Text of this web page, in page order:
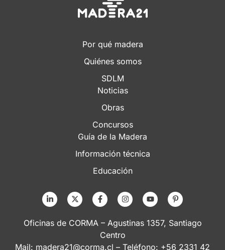
Por qué madera
Quiénes somos
SDLM
Noticias
Obras
Concursos
Guía de la Madera
Información técnica
Educación
Oficinas de CORMA – Agustinas 1357, Santiago
Centro
Mail: madera21@corma.cl – Teléfono: +56 2331 42